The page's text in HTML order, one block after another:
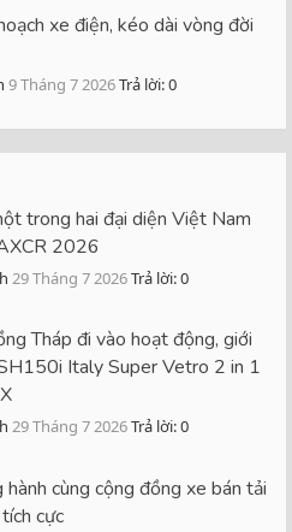
xe điện, kéo dài vòng đời
9 Tháng 7 2026Trả lời: 0
trong hai đại diện Việt Nam
2026
29 Tháng 7 2026Trả lời: 0
Tháp đi vào hoạt động, giới
Italy Super Vetro 2 in 1
29 Tháng 7 2026Trả lời: 0
cùng cộng đồng xe bán tải
cực